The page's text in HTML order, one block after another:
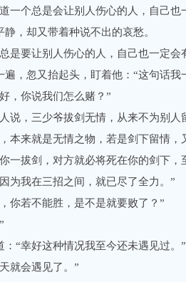
个总是会让别人伤心的人，自己也
却又带着种说不出的哀愁。
要让别人伤心的人，自己也一定会
忽又抬起头，盯着他：“这句话我
你说我们怎么赌？”
，三少爷拔剑无情，从来不为别人
来就是无情之物，若是剑下留情，
拔剑，对方就必将死在你的剑下，
我在三招之间，就已尽了全力。”
若不能胜，是不是就要败了？”
“幸好这种情况我至今还未遇见过。”
会遇见了。”